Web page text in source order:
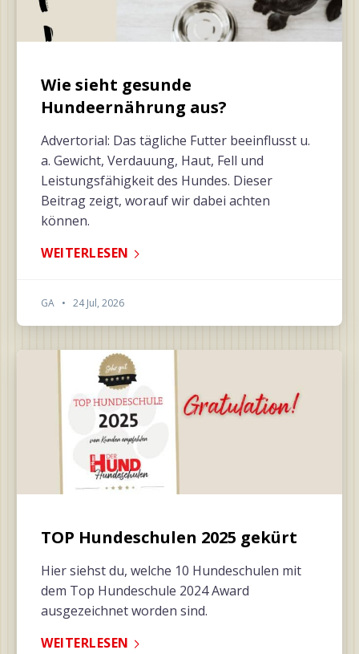
Wie sieht gesunde
Hundeernährung aus?
Advertorial: Das tägliche Futter beeinflusst u.
a. Gewicht, Verdauung, Haut, Fell und
Leistungsfähigkeit des Hundes. Dieser
Beitrag zeigt, worauf wir dabei achten
können.
WEITERLESEN
GA • 24 Jul, 2026
TOP Hundeschulen 2025 gekürt
Hier siehst du, welche 10 Hundeschulen mit
dem Top Hundeschule 2024 Award
ausgezeichnet worden sind.
WEITERLESEN